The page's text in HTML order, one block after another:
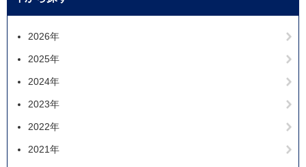
2026年
2025年
2024年
2023年
2022年
2021年